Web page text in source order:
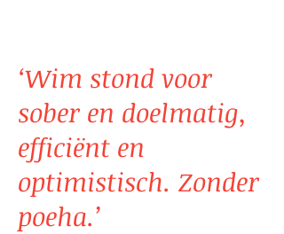
‘Wim stond voor
sober en doelmatig,
efficiënt en
optimistisch. Zonder
poeha.’